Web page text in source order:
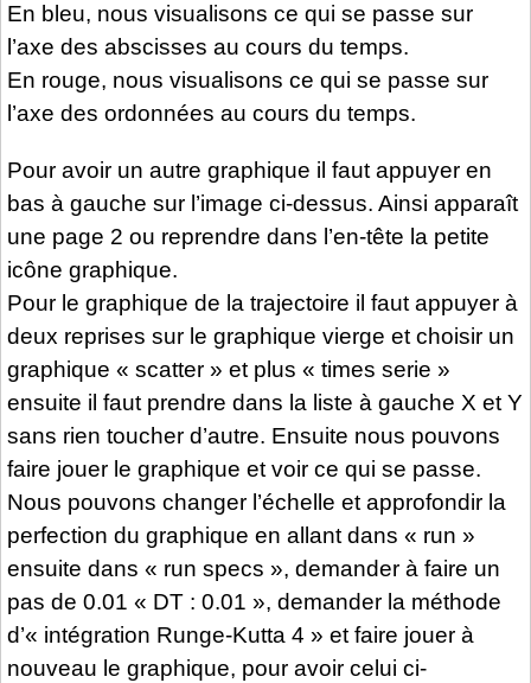
En bleu, nous visualisons ce qui se passe sur
l’axe des abscisses au cours du temps.
En rouge, nous visualisons ce qui se passe sur
l’axe des ordonnées au cours du temps.
Pour avoir un autre graphique il faut appuyer en
bas à gauche sur l’image ci-dessus. Ainsi apparaît
une page 2 ou reprendre dans l’en-tête la petite
icône graphique.
Pour le graphique de la trajectoire il faut appuyer à
deux reprises sur le graphique vierge et choisir un
graphique « scatter » et plus « times serie »
ensuite il faut prendre dans la liste à gauche X et Y
sans rien toucher d’autre. Ensuite nous pouvons
faire jouer le graphique et voir ce qui se passe.
Nous pouvons changer l’échelle et approfondir la
perfection du graphique en allant dans « run »
ensuite dans « run specs », demander à faire un
pas de 0.01 « DT : 0.01 », demander la méthode
d’« intégration Runge-Kutta 4 » et faire jouer à
nouveau le graphique, pour avoir celui ci-